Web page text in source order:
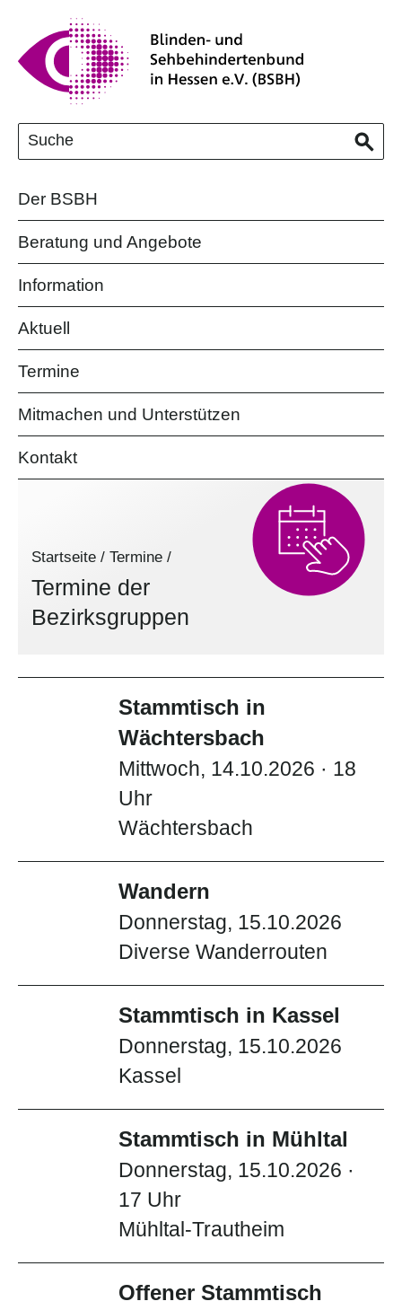
Der BSBH
Beratung und Angebote
Information
Aktuell
Termine
Mitmachen und Unterstützen
Kontakt
Startseite / Termine /
Termine der
Bezirksgruppen
Stammtisch in
Wächtersbach
Mittwoch, 14.10.2026 · 18
Uhr
Wächtersbach
Wandern
Donnerstag, 15.10.2026
Diverse Wanderrouten
Stammtisch in Kassel
Donnerstag, 15.10.2026
Kassel
Stammtisch in Mühltal
Donnerstag, 15.10.2026 ·
17 Uhr
Mühltal-Trautheim
Offener Stammtisch